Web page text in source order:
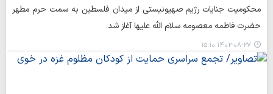
محکومیت جنایات رژیم صهیونیستی از میدان فلسطین به سمت حرم مطهر
حضرت فاطمه معصومه سلام الله علیها آغاز شد.
۱۴۰۲-۰۸-۲۷ ۱۵:۱۰